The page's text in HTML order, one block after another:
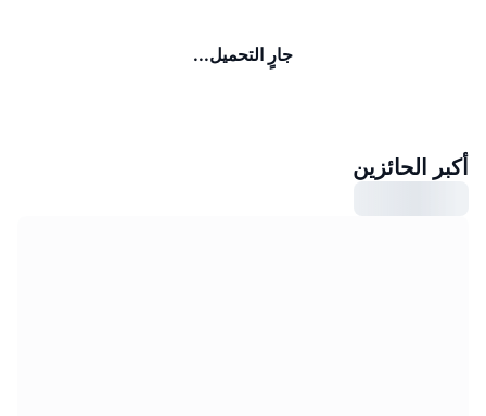
جارٍ التحميل...
أكبر الحائزين